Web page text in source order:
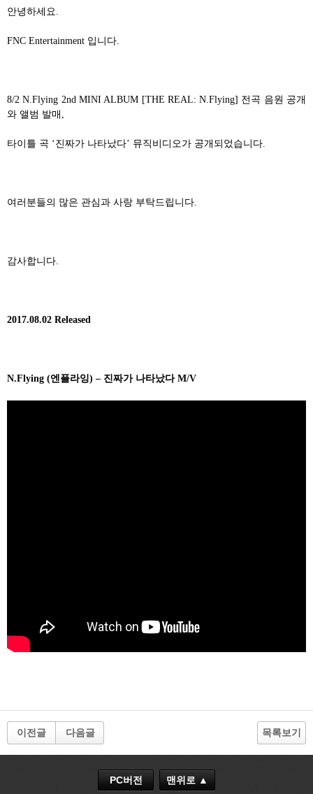
안녕하세요.
FNC Entertainment 입니다.
8/2N.Flying 2nd MINI ALBUM [THE REAL: N.Flying] 전곡 음원 공개
와 앨범 발매 ,
타이틀 곡 ‘진짜가 나타났다’ 뮤직비디오가 공개되었습니다.
여러분들의 많은 관심과 사랑 부탁드립니다.
감사합니다.
2017.08.02 Released
N.Flying (엔플라잉) – 진짜가 나타났다M/V
이전글 다음글 목록보기
PC버전 맨위로 ▲